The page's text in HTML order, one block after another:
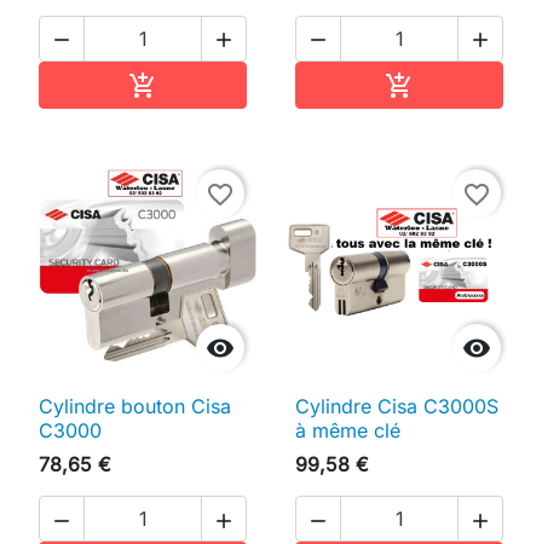
 

 


favorite_border
Cylindre bouton Cisa
C3000
78,65 €
 

favorite_border
Cylindre Cisa C3000S
à même clé
99,58 €
 